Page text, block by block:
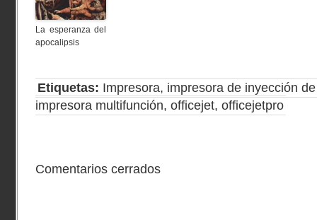
La esperanza del
apocalipsis
Etiquetas: Impresora, impresora de inyección
impresora multifunción, officejet, officejetpro
Comentarios cerrados